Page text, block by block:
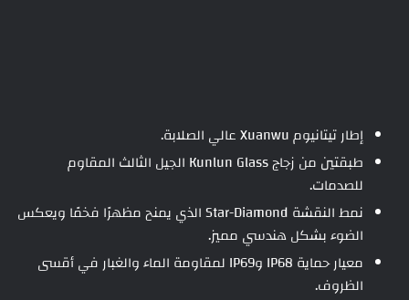
إطار تيتانيوم Xuanwu عالي الصلابة.
طبقتين من زجاج Kunlun Glass الجيل الثالث المقاوم
للصدمات.
نمط النقشة Star-Diamond الذي يمنح مظهرًا فخمًا ويعكس
الضوء بشكل هندسي مميز.
معيار حماية IP68 وIP69 لمقاومة الماء والغبار في أقسى
الظروف.